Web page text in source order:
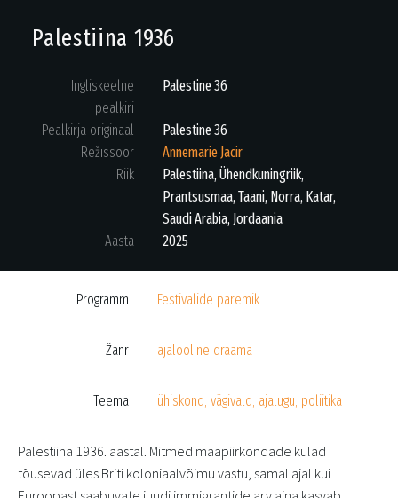
Palestiina 1936
Ingliskeelne
pealkiri
Palestine 36
Pealkirja originaal
Palestine 36
Režissöör
Annemarie Jacir
Riik
Palestiina, Ühendkuningriik,
Prantsusmaa, Taani, Norra, Katar,
Saudi Arabia, Jordaania
Aasta
2025
Programm Festivalide paremik
Žanr ajalooline draama
Teema ühiskond, vägivald, ajalugu, poliitika
Palestiina 1936. aastal. Mitmed maapiirkondade külad
tõusevad üles Briti koloniaalvõimu vastu, samal ajal kui